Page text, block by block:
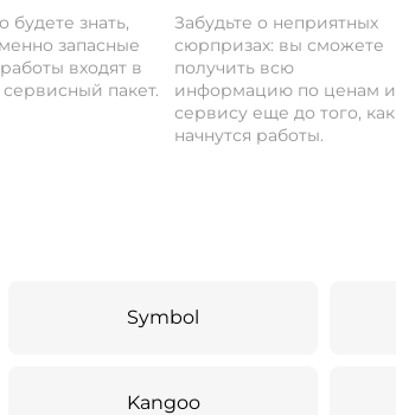
будете знать,
запасные
входят в
пакет.
Забудьте о неприятных
сюрпризах: вы сможете
получить всю
информацию по ценам и
сервису еще до того, как
начнутся работы.
Symbol
Kangoo